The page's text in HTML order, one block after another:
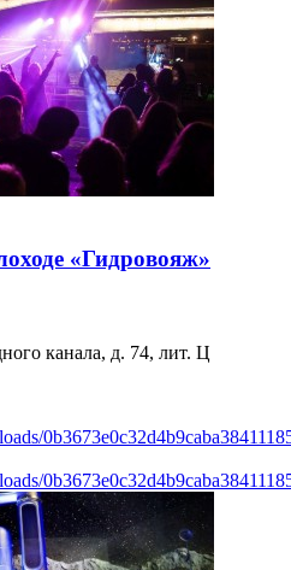
«Гидровояж»
канала, д. 74, лит. Ц